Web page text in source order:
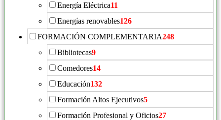
Energía Eléctrica11
Energías renovables126
FORMACIÓN COMPLEMENTARIA248
Bibliotecas9
Comedores14
Educación132
Formación Altos Ejecutivos5
Formación Profesional y Oficios27